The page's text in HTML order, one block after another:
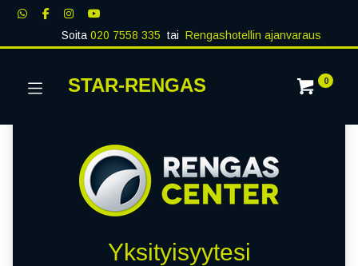
Soita020 7558 335 tai Rengashotellin ajanvaraus
STAR-RENGAS 0
Yksityisyytesi